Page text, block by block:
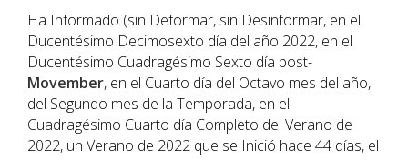
Ha Informado (sin Deformar, sin Desinformar, en el
Ducentésimo Decimosexto día del año 2022, en el
Ducentésimo Cuadragésimo Sexto día post-
Movember, en el Cuarto día del Octavo mes del año,
del Segundo mes de la Temporada, en el
Cuadragésimo Cuarto día Completo del Verano de
2022, un Verano de 2022 que se Inició hace 44 días, el